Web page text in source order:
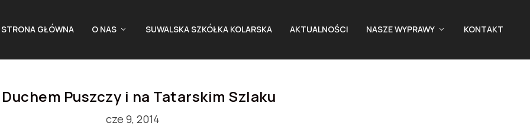
STRONA GŁÓWNA O NAS SUWALSKA SZKÓŁKA KOLARSKA AKTUALNOŚCI NASZE WYPRAWY KONTAKT
Puszczy i na Tatarskim Szlaku
cze 9, 2014